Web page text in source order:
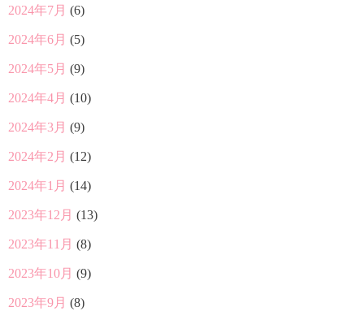
2024年7月 (6)
2024年6月 (5)
2024年5月 (9)
2024年4月 (10)
2024年3月 (9)
2024年2月 (12)
2024年1月 (14)
2023年12月 (13)
2023年11月 (8)
2023年10月 (9)
2023年9月 (8)